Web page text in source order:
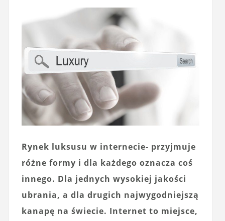
Rynek luksusu w internecie- przyjmuje
różne formy i dla każdego oznacza coś
innego. Dla jednych wysokiej jakości
ubrania, a dla drugich najwygodniejszą
kanapę na świecie. Internet to miejsce,